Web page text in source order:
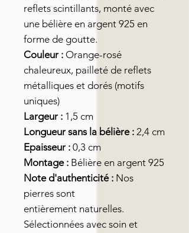
reflets scintillants, monté avec
une bélière en argent 925 en
forme de goutte.
Couleur : Orange-rosé
chaleureux, pailleté de reflets
métalliques et dorés (motifs
uniques)
Largeur : 1,5 cm
Longueur sans la bélière : 2,4 cm
Epaisseur : 0,3 cm
Montage : Bélière en argent 925
Note d'authenticité : Nos
pierres sont
entièrement naturelles.
Sélectionnées avec soin et